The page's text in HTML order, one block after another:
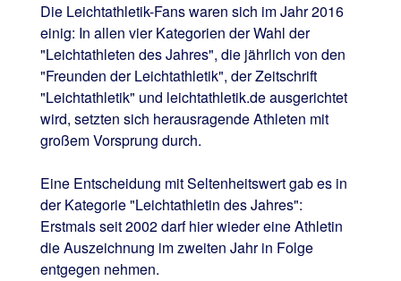
Die Leichtathletik-Fans waren sich im Jahr 2016
einig: In allen vier Kategorien der Wahl der
"Leichtathleten des Jahres", die jährlich von den
"Freunden der Leichtathletik", der Zeitschrift
"Leichtathletik" und leichtathletik.de ausgerichtet
wird, setzten sich herausragende Athleten mit
großem Vorsprung durch.
Eine Entscheidung mit Seltenheitswert gab es in
der Kategorie "Leichtathletin des Jahres":
Erstmals seit 2002 darf hier wieder eine Athletin
die Auszeichnung im zweiten Jahr in Folge
entgegen nehmen.